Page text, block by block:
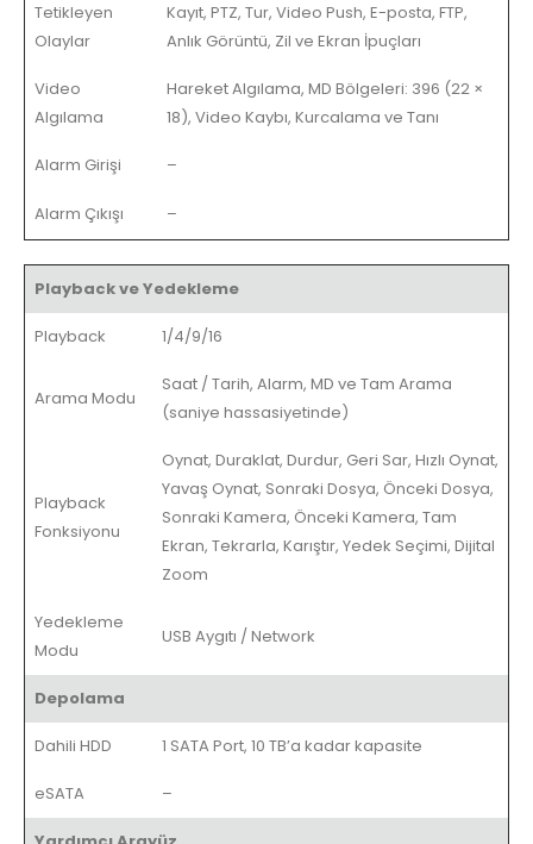
Tetikleyen
Olaylar
Kayıt, PTZ, Tur, Video Push, E-posta, FTP,
Anlık Görüntü, Zil ve Ekran İpuçları
Video
Algılama
Hareket Algılama, MD Bölgeleri: 396 (22 ×
18), Video Kaybı, Kurcalama ve Tanı
Alarm Girişi –
Alarm Çıkışı –
Playback ve Yedekleme
Playback 1/4/9/16
Arama Modu
Saat / Tarih, Alarm, MD ve Tam Arama
(saniye hassasiyetinde)
Playback
Fonksiyonu
Oynat, Duraklat, Durdur, Geri Sar, Hızlı Oynat,
Yavaş Oynat, Sonraki Dosya, Önceki Dosya,
Sonraki Kamera, Önceki Kamera, Tam
Ekran, Tekrarla, Karıştır, Yedek Seçimi, Dijital
Zoom
Yedekleme
Modu
USB Aygıtı / Network
Depolama
Dahili HDD 1 SATA Port, 10 TB’a kadar kapasite
eSATA –